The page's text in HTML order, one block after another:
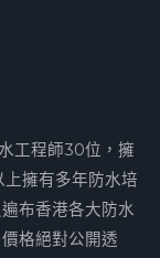
工程師30位，擁
擁有多年防水培
布香港各大防水
格絕對公開透